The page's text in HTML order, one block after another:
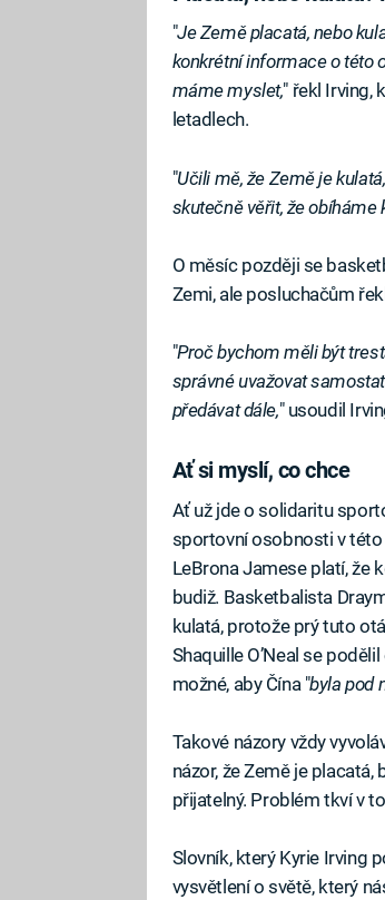
"Je Země placatá, nebo
konkrétní informace o této
máme myslet," řekl Irving,
letadlech.
"Učili mě, že Země je
skutečně věřit, že obíháme
O měsíc později se
Zemi, ale posluchačům
"Proč bychom měli být
správné uvažovat
předávat dále," usoudil
Ať si myslí, co chce
Ať už jde o solidaritu
sportovní osobnosti v této
LeBrona Jamese platí, že
budiž. Basketbalista
kulatá, protože prý tuto
Shaquille O’Neal se
možné, aby Čína "byla pod
Takové názory vždy
názor, že Země je
přijatelný. Problém tkví v
Slovník, který Kyrie Irving
vysvětlení o světě, který